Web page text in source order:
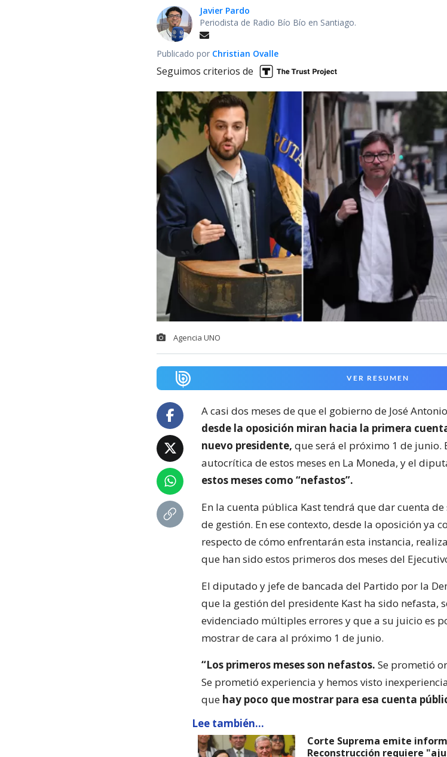
Javier Pardo
Periodista de Radio Bío Bío en Santiago.
Publicado por Christian Ovalle
Seguimos criterios de
Agencia UNO
VER RESUMEN
A casi dos meses de que el gobierno de José
desde la oposición miran hacia la primera
nuevo presidente, que será el próximo 1 de junio.
autocrítica de estos meses en La Moneda, y el
estos meses como “nefastos”.
En la cuenta pública Kast tendrá que dar cuenta
de gestión. En ese contexto, desde la oposición ya
respecto de cómo enfrentarán esta instancia,
que han sido estos primeros dos meses del
El diputado y jefe de bancada del Partido por la
que la gestión del presidente Kast ha sido nefasta,
evidenciado múltiples errores y que a su juicio es
mostrar de cara al próximo 1 de junio.
“Los primeros meses son nefastos. Se prometió
Se prometió experiencia y hemos visto
que hay poco que mostrar para esa cuenta
Lee también...
Corte Suprema emite
Reconstrucción requiere